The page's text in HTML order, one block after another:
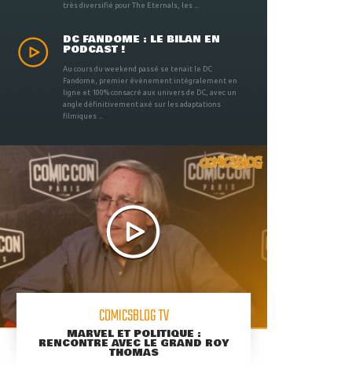
très diversifié pour The Eternals, les ...
DC FANDOME : LE BILAN EN
PODCAST !
Au cours du weekend passé se tenait le DC
Fandome, premier évènement intégralement en
ligne et 100% consacré aux univers de DC, avec un
angle définitivement axé sur les adaptations
filmiques ...
COMICSBLOG TV
MARVEL ET POLITIQUE :
RENCONTRE AVEC LE GRAND ROY
THOMAS